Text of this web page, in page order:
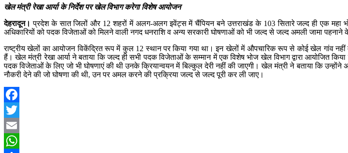
खेल मंत्री रेखा आर्या के निर्देश पर खेल विभाग करेगा विशेष आयोजन
देहरादून। प्रदेश के सात जिलों और 12 शहरों में अलग-अलग इवेंट्स में चैंपियन बने उत्तराखंड के 103 सितारे जल्द ही एक
अधिकारियों को पदक विजेताओं को मिलने वाली नगद धनराशि व अन्य सरकारी घोषणाओं को भी जल्द से जल्द अमली जामा पहनाने के
राष्ट्रीय खेलों का आयोजन विकेंद्रित रूप में कुल 12 स्थान पर किया गया था। इन खेलों में औपचारिक रूप से कोई खेल गांव
हैं। खेल मंत्री रेखा आर्या ने बताया कि जल्द ही सभी पदक विजेताओं के सम्मान में एक विशेष भोज खेल विभाग द्वारा आयोजित
पदक विजेताओं के लिए जो भी घोषणाएं की थी उनके क्रियान्वयन में बिल्कुल देरी नहीं की जाएगी। खेल मंत्री ने बताया कि
नौकरी देने की जो घोषणा की थी, उन पर अमल करने की प्रक्रिया जल्द से जल्द पूरी कर ली जाए।
Facebook
Twitter
Email